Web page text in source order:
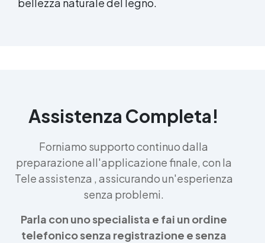
Assistenza Completa!
Forniamo supporto continuo dalla
preparazione all'applicazione finale, con la
Tele assistenza , assicurando un'esperienza
senza problemi.
Parla con uno specialista e fai un ordine
telefonico senza registrazione e senza